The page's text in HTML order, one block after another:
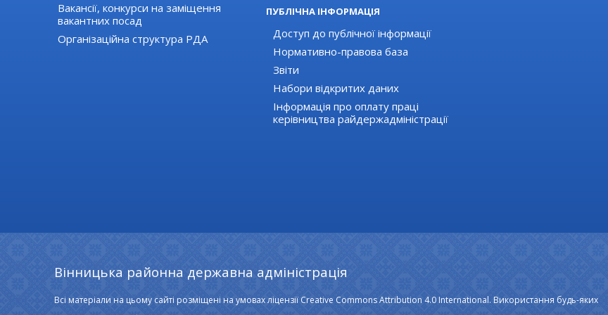
Вакансії, конкурси на заміщення
вакантних посад
Організаційна структура РДА
ПУБЛІЧНА ІНФОРМАЦІЯ
Доступ до публічної інформації
Нормативно-правова база
Звіти
Набори відкритих даних
Інформація про оплату праці
керівництва райдержадміністрації
Вінницька районна державна адміністрація
Всі матеріали на цьому сайті розміщені на умовах ліцензії Creative Commons Attribution 4.0 International. Використання будь-яких